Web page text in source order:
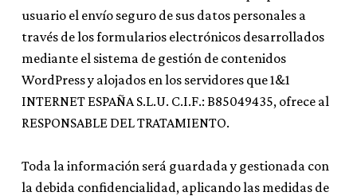
usuario el envío seguro de sus datos personales a
través de los formularios electrónicos desarrollados
mediante el sistema de gestión de contenidos
WordPress y alojados en los servidores que 1&1
INTERNET ESPAÑA S.L.U. C.I.F.: B85049435, ofrece al
RESPONSABLE DEL TRATAMIENTO.
Toda la información será guardada y gestionada con
la debida confidencialidad, aplicando las medidas de